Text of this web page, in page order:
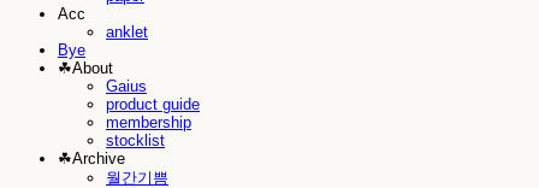
Acc
anklet
Bye
☘︎About
Gaius
product guide
membership
stocklist
☘︎Archive
월간기쁨